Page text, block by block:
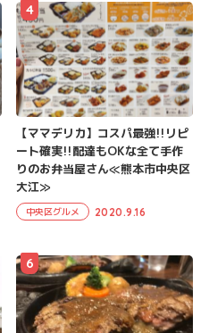
【ママデリカ】コスパ最強!!リピ
ート確実!!配達もOKな全て手作
りのお弁当屋さん≪熊本市中央区
大江≫
中央区グルメ 2020.9.16
4
6